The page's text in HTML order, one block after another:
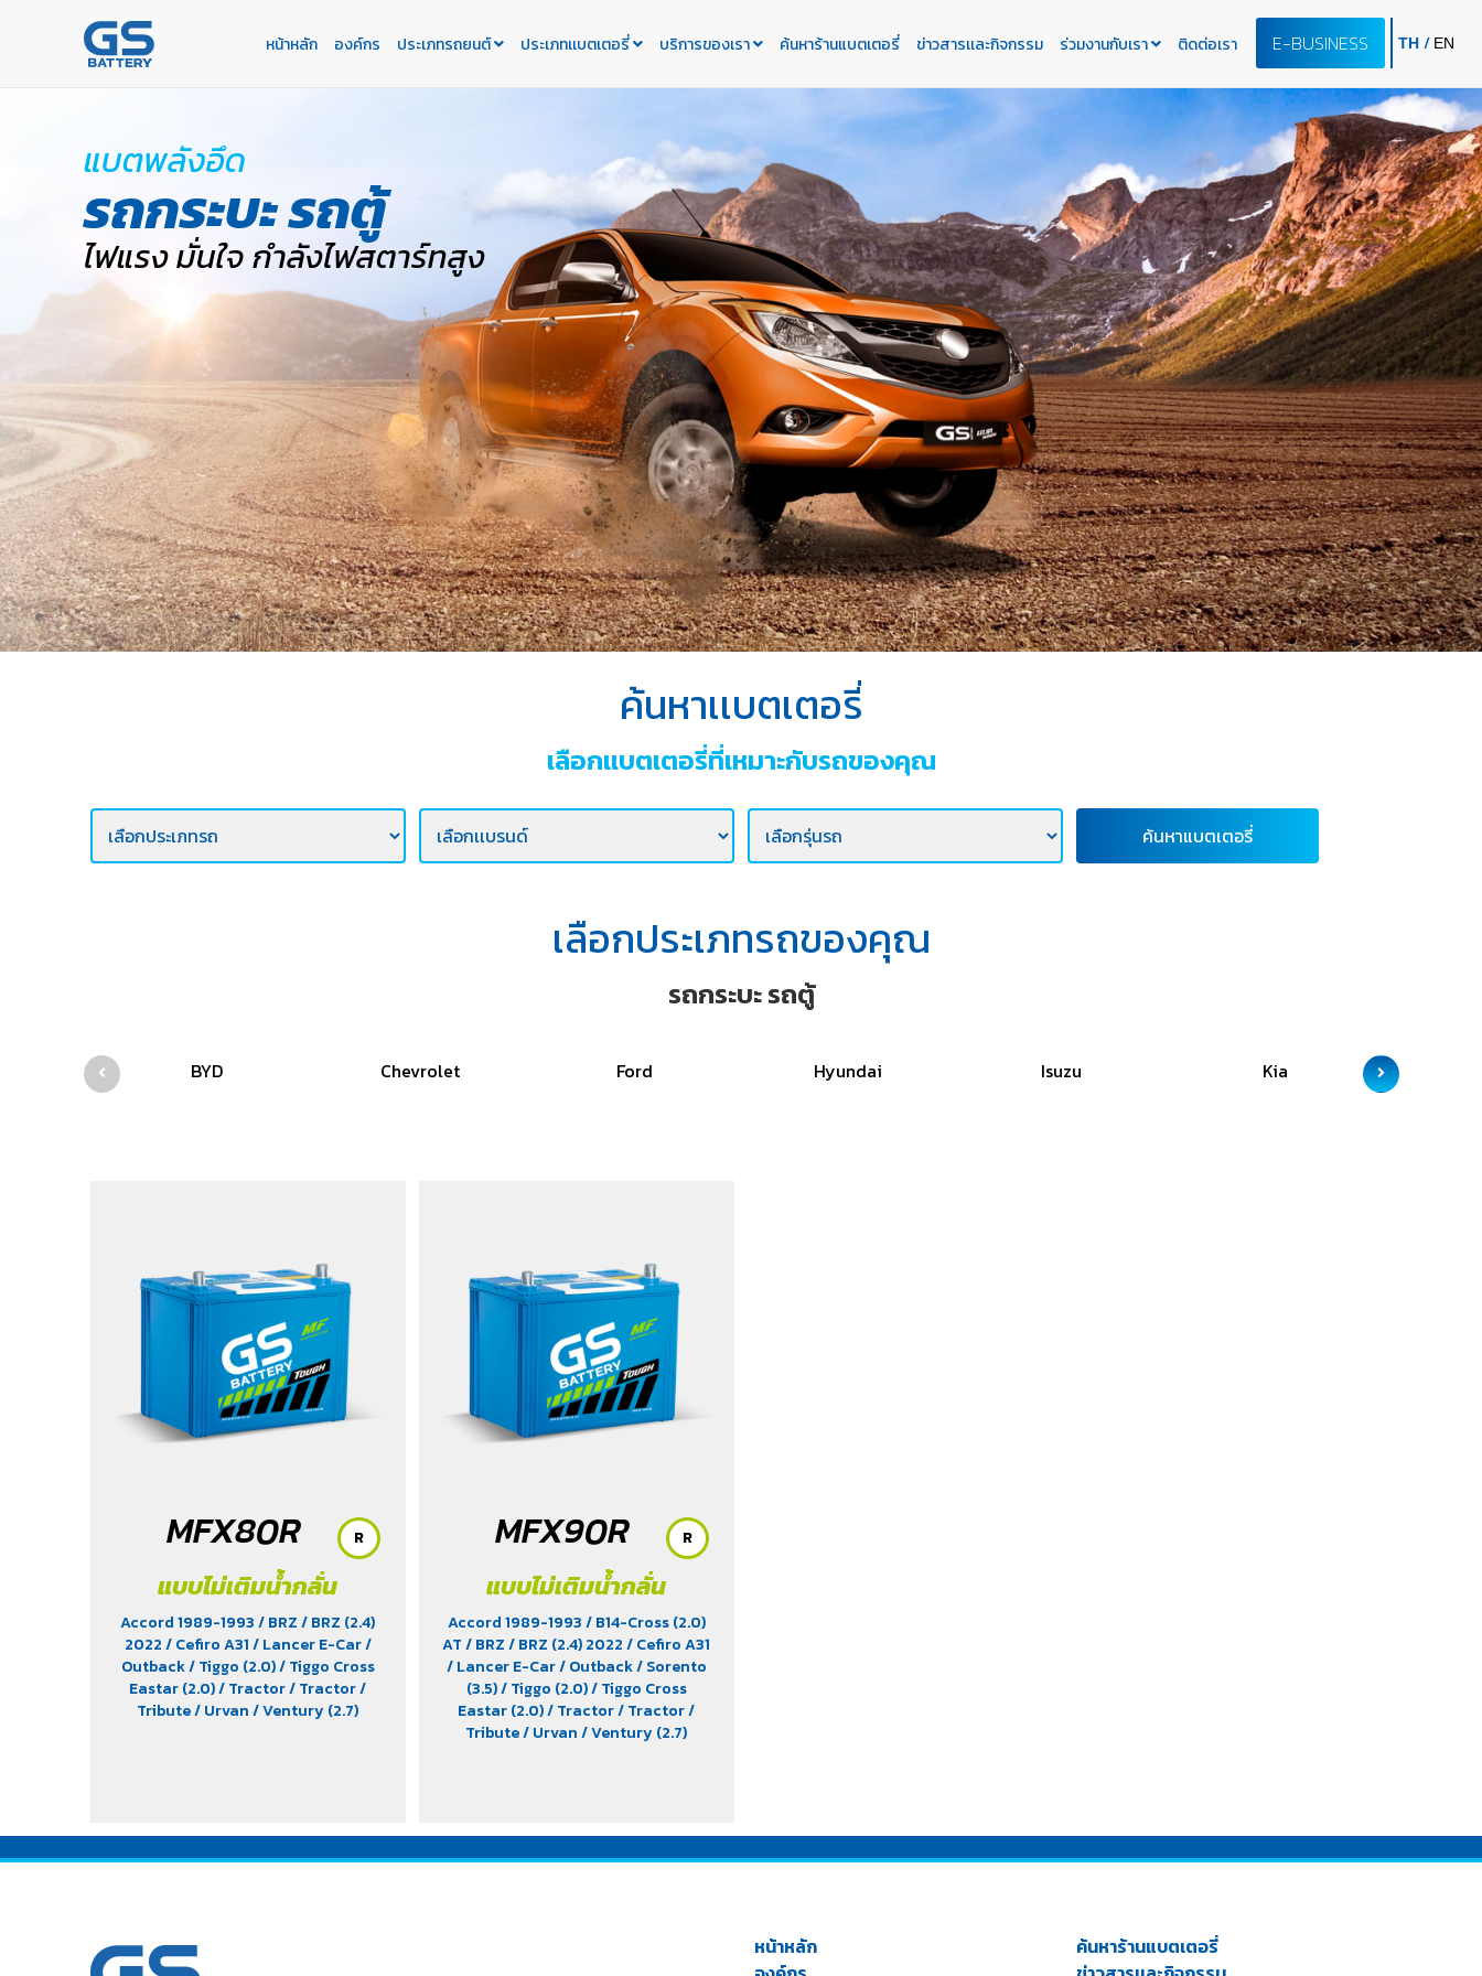
หน้าหลัก องค์กร ประเภทรถยนต์ ประเภทเเบตเตอรี่ บริการของเรา ค้นหาร้านแบตเตอรี่ ข่าวสารเเละกิจกรรม ร่วมงานกับเรา ติดต่อเรา E-BUSINESS TH / EN
ประเภทรถยนต์
ประเภทเเบตเตอรี่
บริการของเรา
E-BUSINESS
แบตพลังอึด
รถกระบะ รถตู้
ไฟแรง มั่นใจ กำลังไฟสตาร์ทสูง
ค้นหาเเบตเตอรี่
เลือกเเบตเตอรี่ที่เหมาะกับรถของคุณ
ค้นหาแบตเตอรี่
เลือกประเภทรถของคุณ
รถกระบะ รถตู้
BYD Chevrolet Ford Hyundai Isuzu Kia
MFX80R
แบบไม่เติมน้ำกลั่น
Accord 1989-1993/ BRZ/ BRZ (2.4)
2022/ Cefiro A31/ Lancer E-Car/
Outback/ Tiggo (2.0)/ Tiggo Cross
Eastar (2.0)/ Tractor/ Tractor/
Tribute/ Urvan/ Ventury (2.7)
R MFX90R
แบบไม่เติมน้ำกลั่น
Accord 1989-1993/ B14-Cross (2.0)
AT/ BRZ/ BRZ (2.4) 2022/ Cefiro A31
/ Lancer E-Car/ Outback/ Sorento
(3.5)/ Tiggo (2.0)/ Tiggo Cross
Eastar (2.0)/ Tractor/ Tractor/
Tribute/ Urvan/ Ventury (2.7)
R
หน้าหลัก
ค้นหาร้านแบตเตอรี่